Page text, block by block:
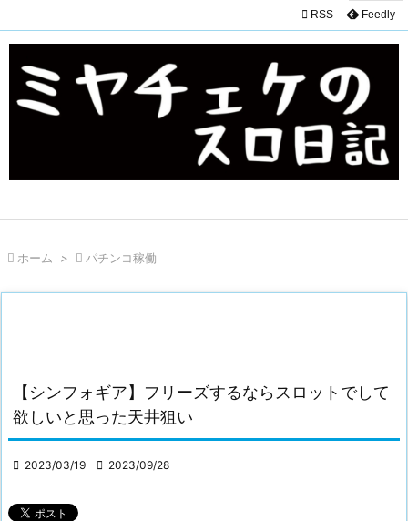
 RSS Feedly
 ホーム >  パチンコ稼働
【シンフォギア】フリーズするならスロットでして
欲しいと思った天井狙い
 2023/03/19  2023/09/28